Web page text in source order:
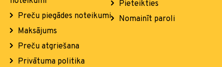
Preču piegādes noteikumi
Maksājums
Preču atgriešana
Privātuma politika
Pieteikties
Nomainīt paroli